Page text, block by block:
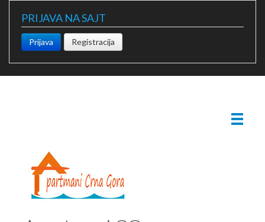
PRIJAVA NA SAJT
Prijava Registracija